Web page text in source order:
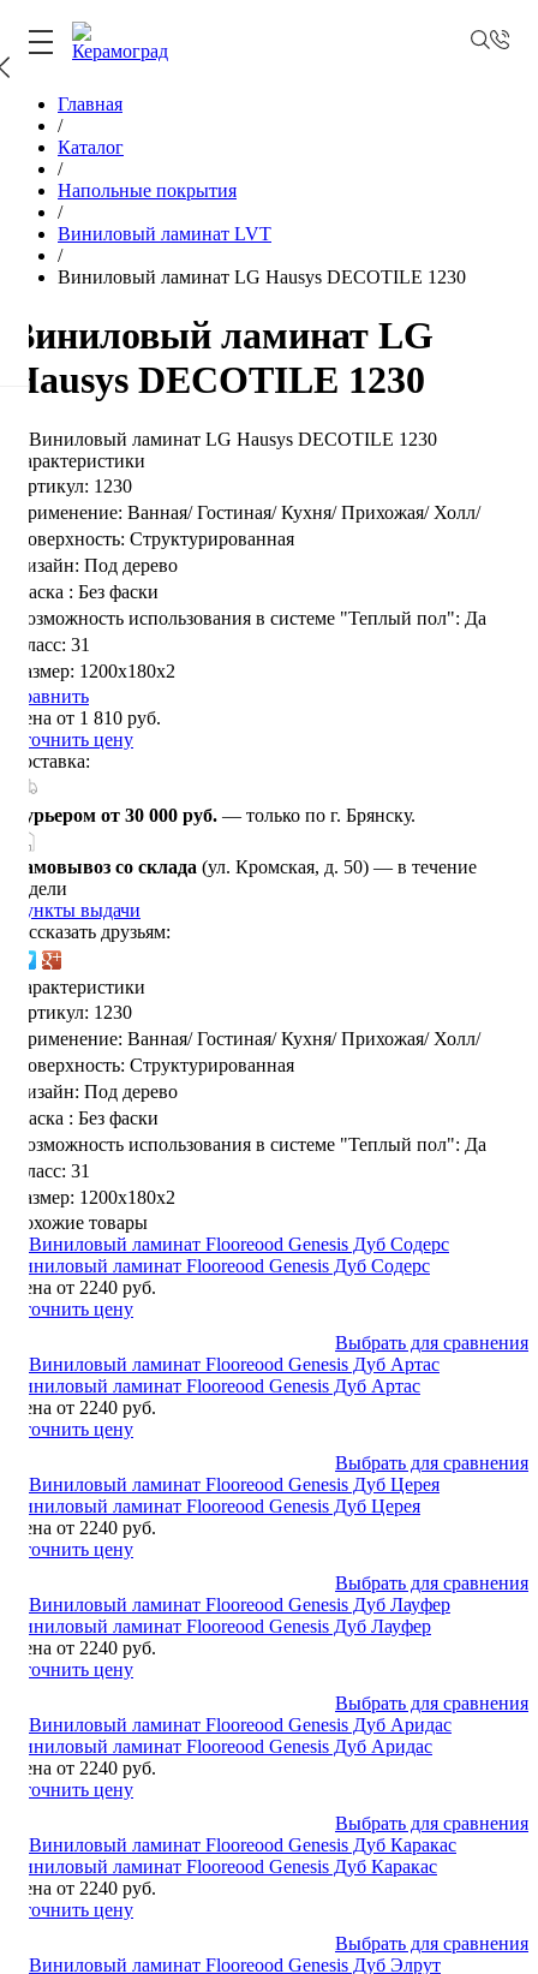
Главная
/
Каталог
/
Напольные покрытия
/
Виниловый ламинат LVT
/
Виниловый ламинат LG Hausys DECOTILE 1230
Виниловый ламинат LG
Hausys DECOTILE 1230
Характеристики
Артикул: 1230
Применение: Ванная/ Гостиная/ Кухня/ Прихожая/ Холл/
Поверхность: Структурированная
Дизайн: Под дерево
Фаска : Без фаски
Возможность использования в системе "Теплый пол": Да
Класс: 31
Размер: 1200х180х2
Сравнить
Цена от 1 810 руб.
Уточнить цену
Доставка:
Курьером от 30 000 руб. — только по г. Брянску.
Самовывоз со склада (ул. Кромская, д. 50) — в течение
недели
Пункты выдачи
Рассказать друзьям:
Характеристики
Артикул: 1230
Применение: Ванная/ Гостиная/ Кухня/ Прихожая/ Холл/
Поверхность: Структурированная
Дизайн: Под дерево
Фаска : Без фаски
Возможность использования в системе "Теплый пол": Да
Класс: 31
Размер: 1200х180х2
Похожие товары
Виниловый ламинат Flooreood Genesis Дуб Содерс
Цена от 2240 руб.
Уточнить цену
Выбрать для сравнения
Виниловый ламинат Flooreood Genesis Дуб Артас
Цена от 2240 руб.
Уточнить цену
Выбрать для сравнения
Виниловый ламинат Flooreood Genesis Дуб Церея
Цена от 2240 руб.
Уточнить цену
Выбрать для сравнения
Виниловый ламинат Flooreood Genesis Дуб Лауфер
Цена от 2240 руб.
Уточнить цену
Выбрать для сравнения
Виниловый ламинат Flooreood Genesis Дуб Аридас
Цена от 2240 руб.
Уточнить цену
Выбрать для сравнения
Виниловый ламинат Flooreood Genesis Дуб Каракас
Цена от 2240 руб.
Уточнить цену
Выбрать для сравнения